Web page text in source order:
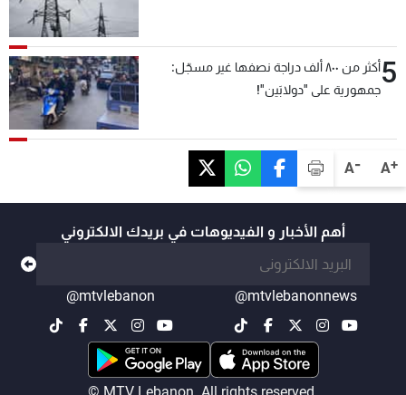
A+
A-
5
أكثر من ٨٠٠ ألف دراجة نصفها غير مسجّل:
جمهورية على "دولابَين"!
أهم الأخبار و الفيديوهات في بريدك الالكتروني
@mtvlebanonnews
@mtvlebanon